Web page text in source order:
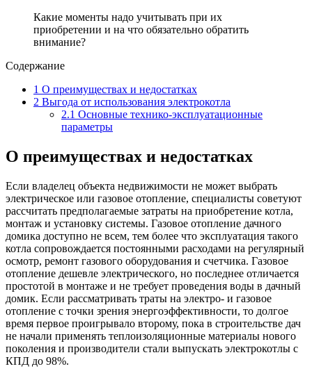
Какие моменты надо учитывать при их
приобретении и на что обязательно обратить
внимание?
Содержание
1 О преимуществах и недостатках
2 Выгода от использования электрокотла
2.1 Основные технико-эксплуатационные
параметры
О преимуществах и недостатках
Если владелец объекта недвижимости не может выбрать
электрическое или газовое отопление, специалисты советуют
рассчитать предполагаемые затраты на приобретение котла,
монтаж и установку системы. Газовое отопление дачного
домика доступно не всем, тем более что эксплуатация такого
котла сопровождается постоянными расходами на регулярный
осмотр, ремонт газового оборудования и счетчика. Газовое
отопление дешевле электрического, но последнее отличается
простотой в монтаже и не требует проведения воды в дачный
домик. Если рассматривать траты на электро- и газовое
отопление с точки зрения энергоэффективности, то долгое
время первое проигрывало второму, пока в строительстве дач
не начали применять теплоизоляционные материалы нового
поколения и производители стали выпускать электрокотлы с
КПД до 98%.